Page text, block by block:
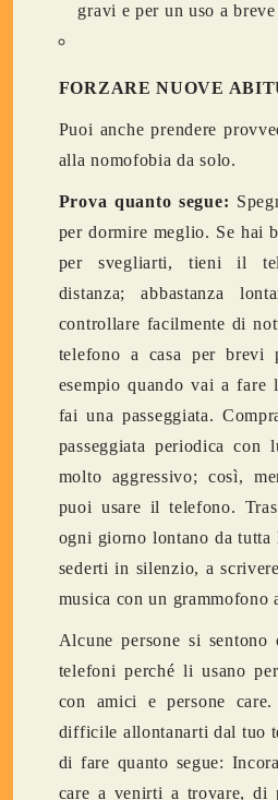
gravi e per un uso a
FORZARE NUOVE
Puoi anche prendere
alla nomofobia da solo.
Prova quanto segue:
per dormire meglio. Se hai
per svegliarti, tieni il
distanza; abbastanza
controllare facilmente di
telefono a casa per brevi
esempio quando vai a fare
fai una passeggiata.
passeggiata periodica con
molto aggressivo; così,
puoi usare il telefono.
ogni giorno lontano da tutta
sederti in silenzio, a
musica con un grammofono
Alcune persone si sentono
telefoni perché li usano
con amici e persone
difficile allontanarti dal tuo
di fare quanto segue:
care a venirti a trovare, di